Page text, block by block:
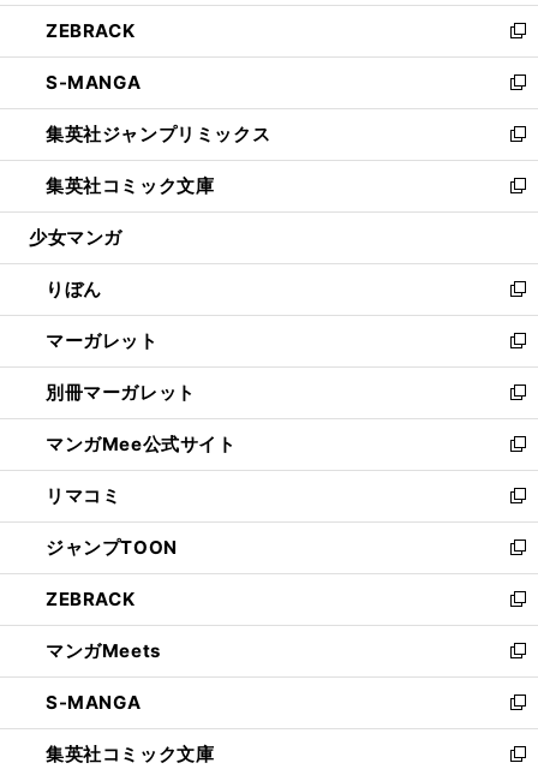
開
く
ウ
で
開
く
ン
ド
ウ
で
開
く
ウ
ィ
ン
ド
ウ
で
開
く
し
い
ウ
ィ
ン
ド
ウ
で
開
ZEBRACK
新
し
い
ウ
ィ
ン
ド
ウ
開
く
S-MANGA
新
し
い
ウ
ィ
ン
ウ
で
開
く
集英社ジャンプリミックス
新
し
い
ウ
ン
ド
ウ
で
開
く
集英社コミック文庫
新
し
ウ
ィ
ン
ド
ウ
で
開
く
少女マンガ
りぼん
新
し
い
ウ
ィ
ン
ド
ウ
で
開
く
マーガレット
新
し
い
ウ
ィ
ン
ド
ウ
で
開
く
別冊マーガレット
新
し
い
ウ
ィ
ン
ド
ウ
で
開
く
マンガMee公式サイト
新
し
い
ウ
ィ
ン
ド
ウ
で
開
く
リマコミ
新
し
い
ウ
ィ
ン
ド
ウ
で
開
く
ジャンプTOON
新
し
い
ウ
ィ
ン
ド
ウ
で
ZEBRACK
新
し
い
ウ
ィ
ン
ド
マンガMeets
新
し
い
ウ
ィ
S-MANGA
新
し
い
集英社コミック文庫 新